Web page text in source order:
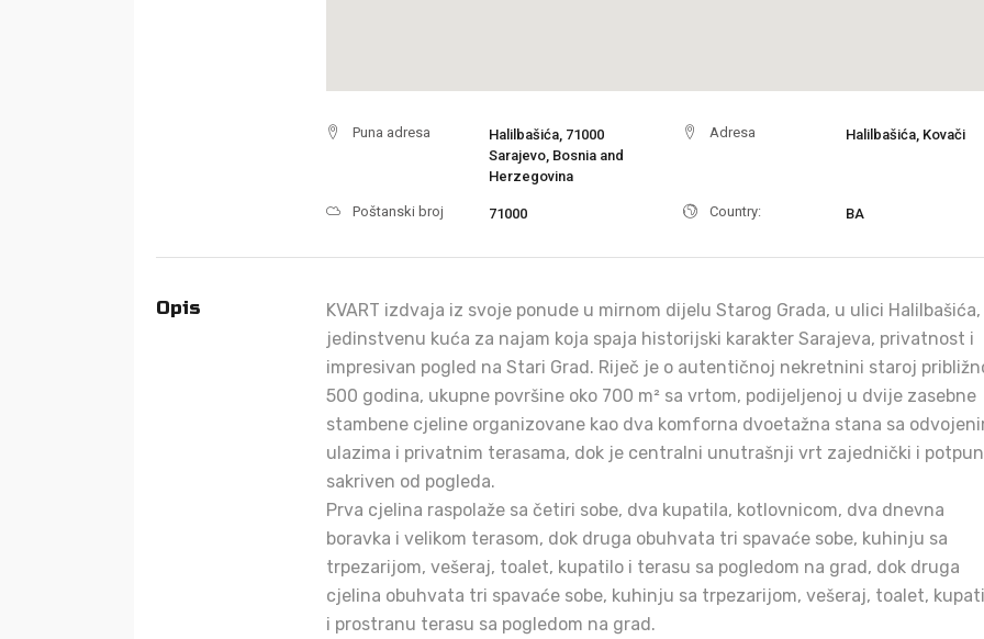
Puna adresa
Halilbašića, 71000
Sarajevo, Bosnia and
Herzegovina
Adresa Halilbašića, Kovači
Poštanski broj 71000 Country: BA
Opis
KVART izdvaja iz svoje ponude u mirnom dijelu Starog Grada, u ulici Halilbašića,
jedinstvenu kuća za najam koja spaja historijski karakter Sarajeva, privatnost i
impresivan pogled na Stari Grad. Riječ je o autentičnoj nekretnini staroj
500 godina, ukupne površine oko 700 m² sa vrtom, podijeljenoj u dvije zasebne
stambene cjeline organizovane kao dva komforna dvoetažna stana sa
ulazima i privatnim terasama, dok je centralni unutrašnji vrt zajednički i
sakriven od pogleda.
Prva cjelina raspolaže sa četiri sobe, dva kupatila, kotlovnicom, dva dnevna
boravka i velikom terasom, dok druga obuhvata tri spavaće sobe, kuhinju sa
trpezarijom, vešeraj, toalet, kupatilo i terasu sa pogledom na grad, dok druga
cjelina obuhvata tri spavaće sobe, kuhinju sa trpezarijom, vešeraj, toalet,
i prostranu terasu sa pogledom na grad.